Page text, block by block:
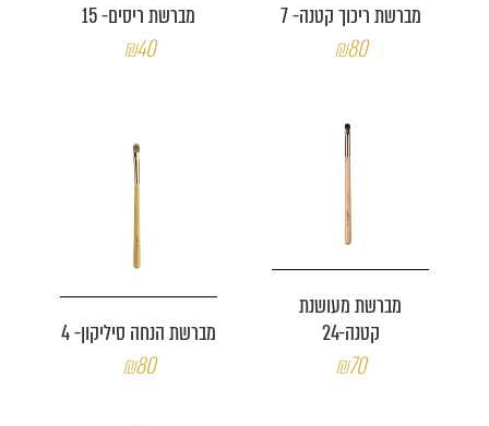
מברשת ריכוך קטנה- 7
₪80
מברשת ריסים- 15
₪40
מברשת מעושנת
קטנה-24
₪70
מברשת הנחה סיליקון- 4
₪80